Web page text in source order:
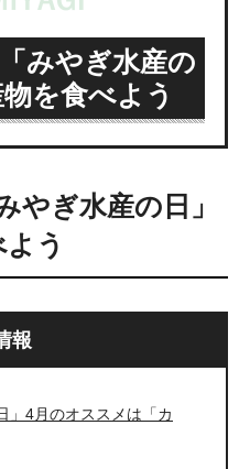
みやぎ水産の
を食べよう
やぎ水産の日」
う
報
」4月のオススメは「カ